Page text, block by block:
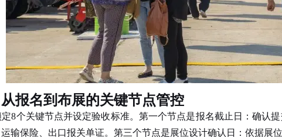
报名到布展的关键节点管控
关键节点并设定验收标准。第一个节点是报名截止日：确认提
输保险、出口报关单证。第三个节点是展位设计确认日：依据